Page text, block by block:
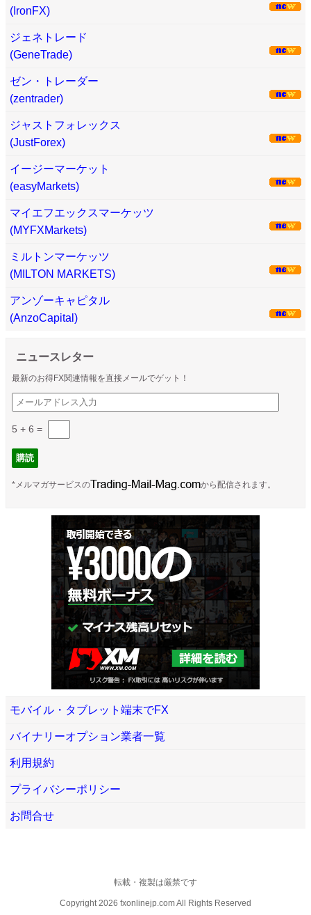
(IronFX)
ジェネトレード
(GeneTrade)
ゼン・トレーダー
(zentrader)
ジャストフォレックス
(JustForex)
イージーマーケット
(easyMarkets)
マイエフエックスマーケッツ
(MYFXMarkets)
ミルトンマーケッツ
(MILTON MARKETS)
アンゾーキャピタル
(AnzoCapital)
ニュースレター
最新のお得FX関連情報を直接メールでゲット！
5 + 6 =
*メルマガサービスの から配信されます。
モバイル・タブレット端末でFX
バイナリーオプション業者一覧
利用規約
プライバシーポリシー
お問合せ
転載・複製は厳禁です
Copyright 2026 fxonlinejp.com All Rights Reserved